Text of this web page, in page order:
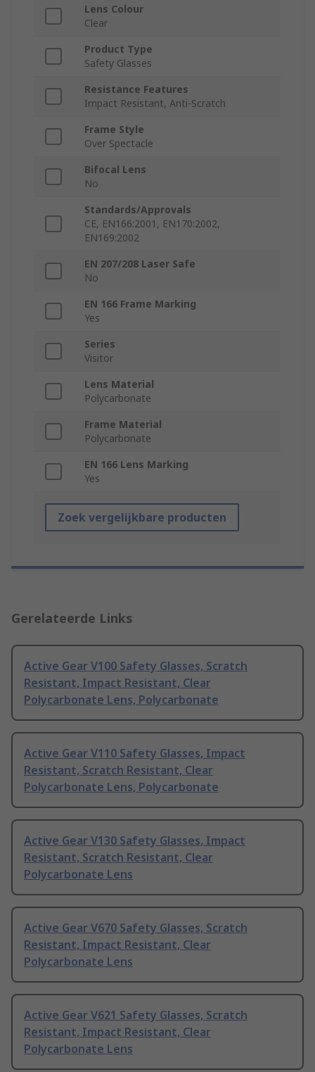
Lens Colour
Clear
Product Type
Safety Glasses
Resistance Features
Impact Resistant, Anti-Scratch
Frame Style
Over Spectacle
Bifocal Lens
No
Standards/Approvals
CE, EN166:2001, EN170:2002,
EN169:2002
EN 207/208 Laser Safe
No
EN 166 Frame Marking
Yes
Series
Visitor
Lens Material
Polycarbonate
Frame Material
Polycarbonate
EN 166 Lens Marking
Yes
Zoek vergelijkbare producten
Gerelateerde Links
Active Gear V100 Safety Glasses, Scratch
Resistant, Impact Resistant, Clear
Polycarbonate Lens, Polycarbonate
Active Gear V110 Safety Glasses, Impact
Resistant, Scratch Resistant, Clear
Polycarbonate Lens, Polycarbonate
Active Gear V130 Safety Glasses, Impact
Resistant, Scratch Resistant, Clear
Polycarbonate Lens
Active Gear V670 Safety Glasses, Scratch
Resistant, Impact Resistant, Clear
Polycarbonate Lens
Active Gear V621 Safety Glasses, Scratch
Resistant, Impact Resistant, Clear
Polycarbonate Lens